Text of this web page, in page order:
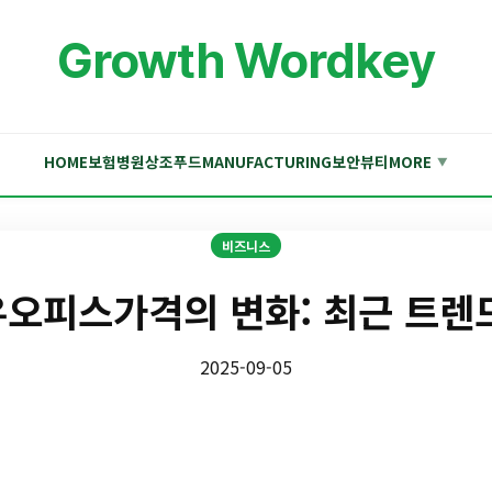
Growth Wordkey
HOME보험병원상조푸드MANUFACTURING보안뷰티MORE ▼
비즈니스
피스가격의 변화: 최근 트렌
2025-09-05